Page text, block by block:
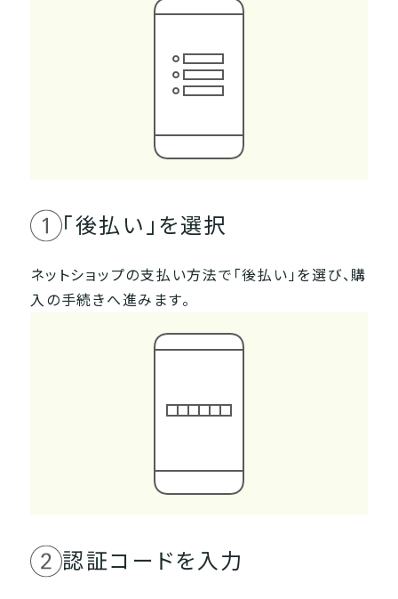
「後払い」を選択
ネットショップの支払い方法で「後払い」を選び、購
入の手続きへ進みます。
認証コードを入力